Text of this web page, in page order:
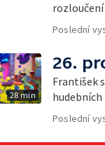
rozloučení
Poslední
28 min
26.
František
Poslední